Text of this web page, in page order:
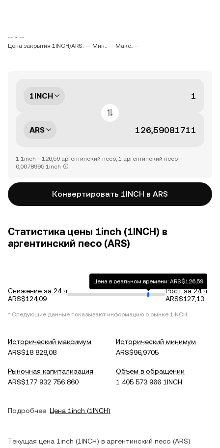
-- ~ --
Цена закрытия 1INCH/ARS: -- Мин.: -- Макс.: --
1INCH
ARS
1 1inch = 126,59 аргентинский песо, 1 аргентинский песо =
0,0078995 1inch
Конвертировать 1INCH в ARS
Статистика цены 1inch (1INCH) в
аргентинский песо (ARS)
Снижение за 24 ч
ARS$124,09
Цена в реальном времени: ARS$126,59
Рост за 24 ч
ARS$127,13
* Следующие данные показывают информацию о рынке 1INCH.
Исторический максимум
ARS$18 828,08
Исторический минимум
ARS$96,9705
Рыночная капитализация
ARS$177 932 756 860
Объем в обращении
1 405 573 966 1INCH
Подробнее: Цена 1inch (1INCH)
Текущая цена 1inch (1INCH) в аргентинский песо (ARS)